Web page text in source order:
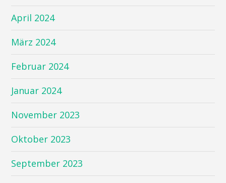
April 2024
März 2024
Februar 2024
Januar 2024
November 2023
Oktober 2023
September 2023